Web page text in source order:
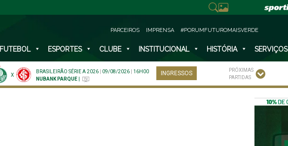
PARCEIROS IMPRENSA #PORUMFUTUROMAISVERDE
FUTEBOL ESPORTES CLUBE INSTITUCIONAL HISTÓRIA SERVIÇOS
X
BRASILEIRÃO SÉRIE A 2026 09/08/2026
16H00
NUBANK PARQUE
INGRESSOS
PRÓXIMAS
PARTIDAS